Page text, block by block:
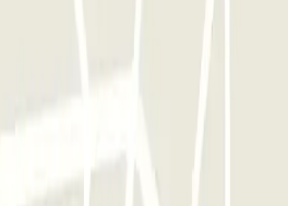
CE PARKING. Il n'y a pas de
la queue ou attendre si le parking
multiple
pouvez utiliser l'ensemble du
opérateur disponible sur